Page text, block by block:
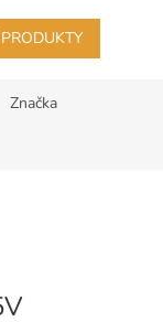
Značka